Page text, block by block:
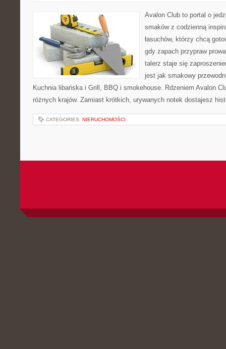
Avalon Club to portal o
smaków z codzienną
łasuchów, którzy chcą
gdy zapach przypraw
talerz staje się
jest jak smakowy
Kuchnia libańska i Grill, BBQ i smokehouse. Rdzeniem Avalon
różnych krajów. Zamiast krótkich, urywanych notek dostajesz
CATEGORIES: NIERUCHOMOŚCI